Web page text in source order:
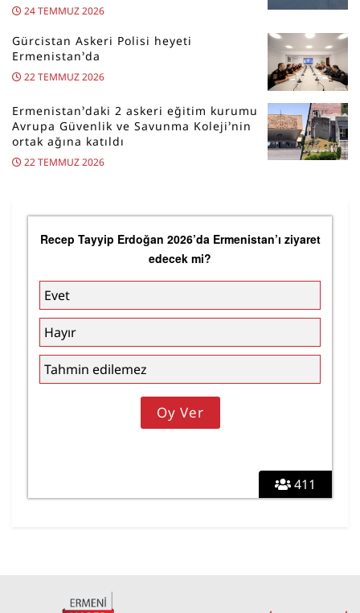
24 TEMMUZ 2026
Gürcistan Askeri Polisi heyeti
Ermenistan’da
22 TEMMUZ 2026
Ermenistan’daki 2 askeri eğitim kurumu
Avrupa Güvenlik ve Savunma Koleji’nin
ortak ağına katıldı
22 TEMMUZ 2026
411
Recep Tayyip Erdoğan 2026’da Ermenistan’ı ziyaret
edecek mi?
Evet
Hayır
Tahmin edilemez